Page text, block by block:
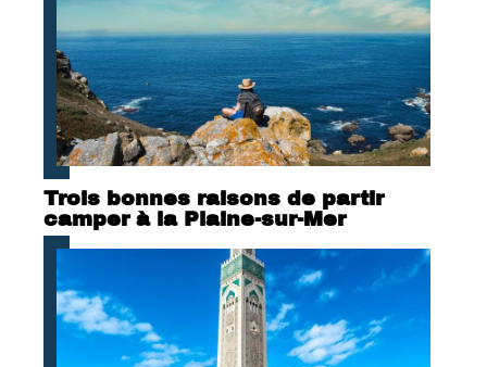
Trois bonnes raisons de partir
camper à la Plaine-sur-Mer